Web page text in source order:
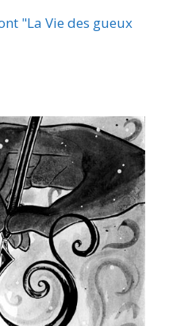
"La Vie des gueux